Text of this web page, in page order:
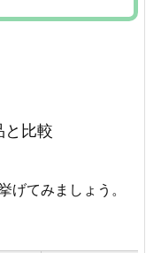
と比較
げてみましょう。